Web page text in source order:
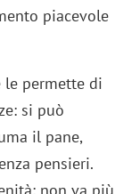
piacevole
permette di
si può
il pane,
pensieri.
non va più